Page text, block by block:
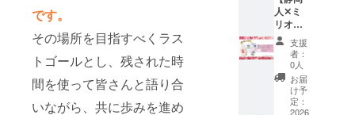
です。
その場所を目指すべくラス
トゴールとし、残された時
間を使って皆さんと語り合
いながら、共に歩みを進め
送料含
む
ザイン
のTシャ
ツ・ア
クリル
キーホ
ルダー
の3点
セット
徴でも
ある
『The
Birth」
をデザ
インし
た トー
トバッ
人✕ミ
リオン
ハート
プロ
ジェク
トオリ
ジナル
グッズ
支援
者：
0人
お届
け予
定：
2026